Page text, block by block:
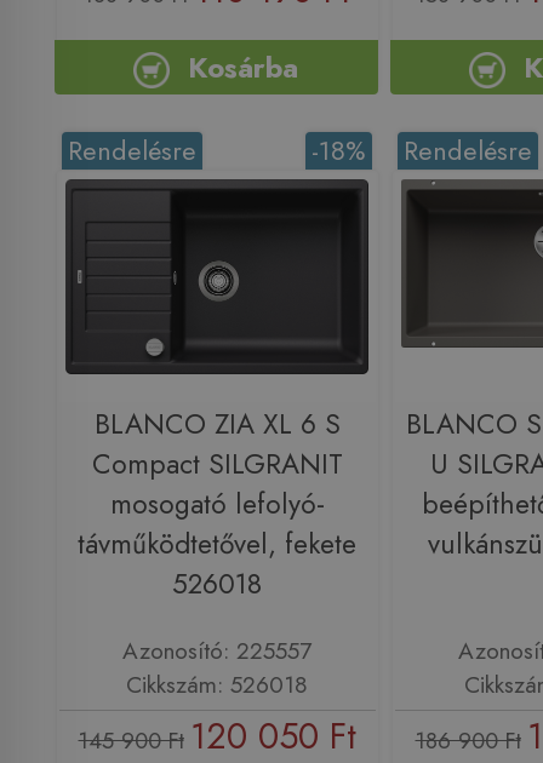
Kosárba
-18%
Rendelésre
BLANCO ZIA XL 6 S
Compact SILGRANIT
mosogató lefolyó-
távműködtetővel, fekete
526018
Azonosító: 225557
Cikkszám: 526018
145 900 Ft 120 050 Ft
Rendelésre
BLANCO
U
186 900 Ft